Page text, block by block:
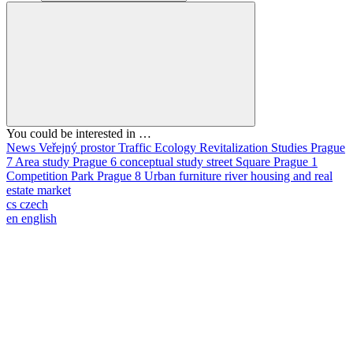
You could be interested in …
News Veřejný prostorTraffic Ecology Revitalization Studies Prague
7 Area study Prague 6 conceptual study street Square Prague 1
Competition Park Prague 8 Urban furniture riverhousing and real
estate market
cs czech
en english